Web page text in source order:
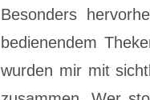
Besonders
bedienendem
wurden mir mit